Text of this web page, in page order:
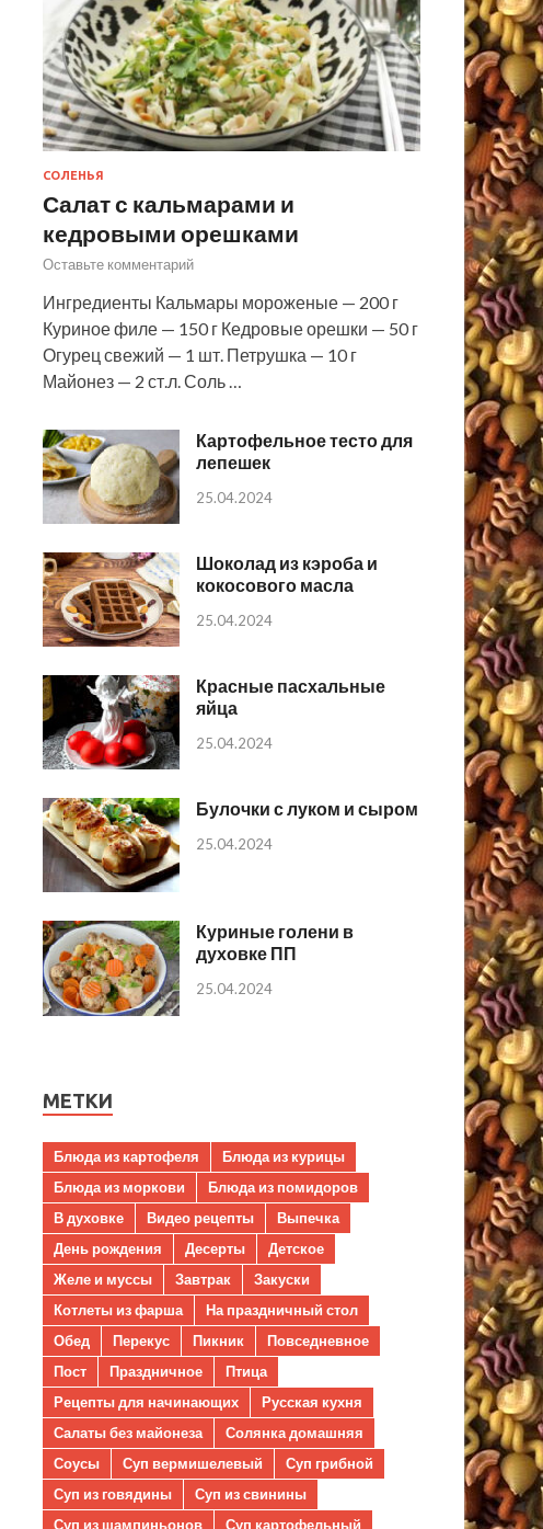
СОЛЕНЬЯ
Салат с кальмарами и
кедровыми орешками
Оставьте комментарий
Ингредиенты Кальмары мороженые — 200 г
Куриное филе — 150 г Кедровые орешки — 50 г
Огурец свежий — 1 шт. Петрушка — 10 г
Майонез — 2 ст.л. Соль …
Картофельное тесто для
лепешек
25.04.2024
Шоколад из кэроба и
кокосового масла
25.04.2024
Красные пасхальные
яйца
25.04.2024
Булочки с луком и сыром
25.04.2024
Куриные голени в
духовке ПП
25.04.2024
МЕТКИ
Блюда из картофеля
Блюда из курицы
Блюда из моркови
Блюда из помидоров
В духовке
Видео рецепты
Выпечка
День рождения
Десерты
Детское
Желе и муссы
Завтрак
Закуски
Котлеты из фарша
На праздничный стол
Обед
Перекус Пикник
Повседневное
Пост
Праздничное
Птица
Рецепты для начинающих
Русская кухня
Салаты без майонеза
Солянка домашняя
Соусы
Суп вермишелевый
Суп грибной
Суп из говядины
Суп из свинины
Суп из шампиньонов
Суп картофельный